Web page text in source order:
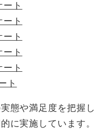
ト
ト
ト
ト
ト
ト
態や満足度を把握
に実施しています。